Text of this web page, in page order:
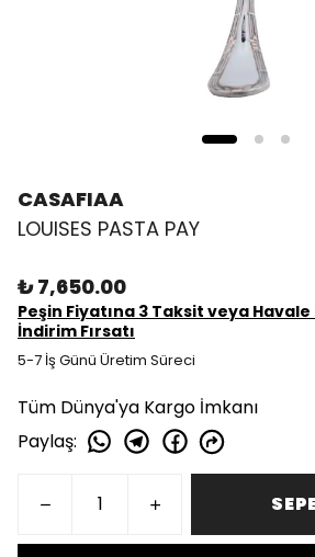
CASAFIAA
LOUISES PASTA PAY
₺ 7,650.00
Peşin Fiyatına 3 Taksit veya
İndirim Fırsatı
5-7 İş Günü Üretim Süreci
Tüm Dünya'ya Kargo İmkanı
Paylaş: